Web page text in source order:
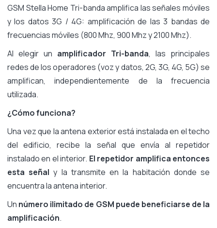
GSM Stella Home Tri-banda amplifica las señales móviles
y los datos 3G / 4G: amplificación de las 3 bandas de
frecuencias móviles (800 Mhz, 900 Mhz y 2100 Mhz).
Al elegir un amplificador Tri-banda, las principales
redes de los operadores (voz y datos, 2G, 3G, 4G, 5G) se
amplifican, independientemente de la frecuencia
utilizada.
¿Cómo funciona?
Una vez que la antena exterior está instalada en el techo
del edificio, recibe la señal que envía al repetidor
instalado en el interior. El repetidor amplifica entonces
esta señal y la transmite en la habitación donde se
encuentra la antena interior.
Un número ilimitado de GSM puede beneficiarse de la
amplificación.